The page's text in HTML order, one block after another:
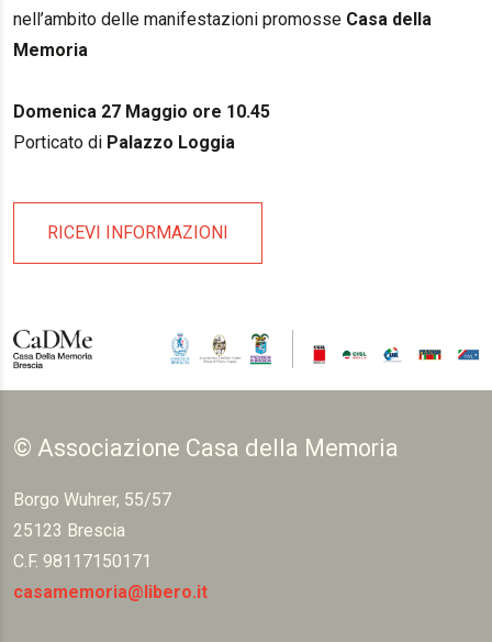
nell’ambito delle manifestazioni promosse Casa della
Memoria
Domenica 27 Maggio ore 10.45
Porticato di Palazzo Loggia
RICEVI INFORMAZIONI
© Associazione Casa della Memoria
Borgo Wuhrer, 55/57
25123 Brescia
C.F. 98117150171
casamemoria@libero.it